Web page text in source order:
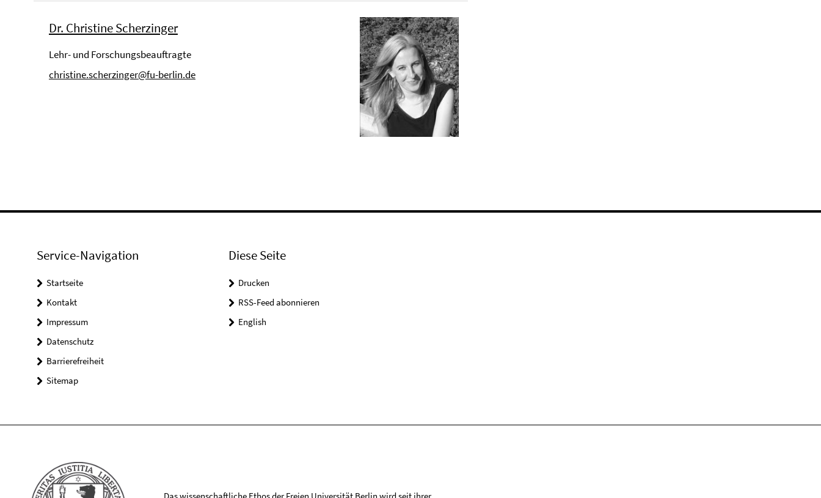
Dr. Christine Scherzinger
Lehr- und Forschungsbeauftragte
christine.scherzinger@fu-berlin.de
Service-Navigation
Startseite
Kontakt
Impressum
Datenschutz
Barrierefreiheit
Sitemap
Diese Seite
Drucken
RSS-Feed abonnieren
English